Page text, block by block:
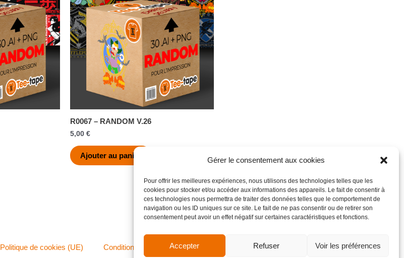
Gérer le consentement aux cookies
Pour offrir les meilleures expériences, nous utilisons des technologies telles que les
cookies pour stocker et/ou accéder aux informations des appareils. Le fait de consentir à
ces technologies nous permettra de traiter des données telles que le comportement de
navigation ou les ID uniques sur ce site. Le fait de ne pas consentir ou de retirer son
consentement peut avoir un effet négatif sur certaines caractéristiques et fonctions.
Accepter Refuser Voir les préférences
R0067 – RANDOM V.26
5,00 €
Ajouter au panier
Politique de cookies (UE) Conditions générales de vente Site réalisé par VBAUDRY